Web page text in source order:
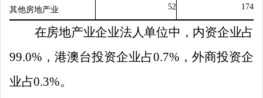
其他房地产业 52 174
在房地产业企业法人单位中，内资企业占
99.0% ，港澳台投资企业占0.7% ，外商投资企
业占0.3%。